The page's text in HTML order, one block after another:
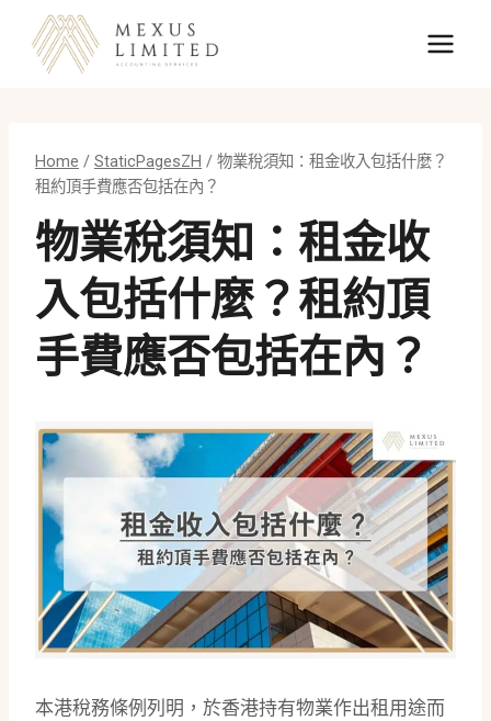
content
Home / StaticPagesZH / 物業稅須知：租金收入包括什麼？
租約頂手費應否包括在內？
物業稅須知：租金收
入包括什麼？租約頂
手費應否包括在內？
本港稅務條例列明，於香港持有物業作出租用途而